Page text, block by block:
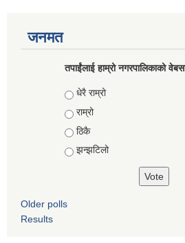
जनमत
तपाईंलाई हाम्रो नगरपालिकाको
Choices
धेरै राम्रो
राम्रो
ठिकै
झन्झटिलो
Older polls
Results